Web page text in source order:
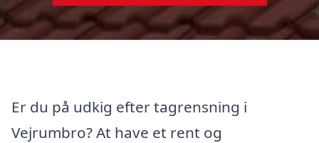
Er du på udkig efter tagrensning i
Vejrumbro? At have et rent og